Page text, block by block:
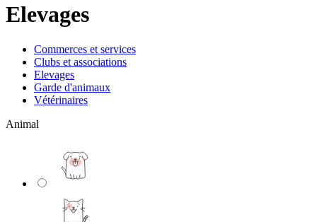
Elevages
Commerces et services
Clubs et associations
Elevages
Garde d'animaux
Vétérinaires
Animal